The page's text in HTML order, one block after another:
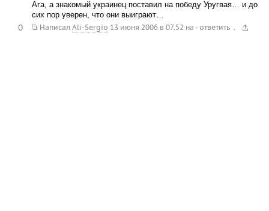
Ага, а знакомый украинец поставил на победу Уругвая… и до
сих пор уверен, что они выиграют…
Написал Ali-Sergio 13 июня 2006 в 07.52 на · ответить .
0